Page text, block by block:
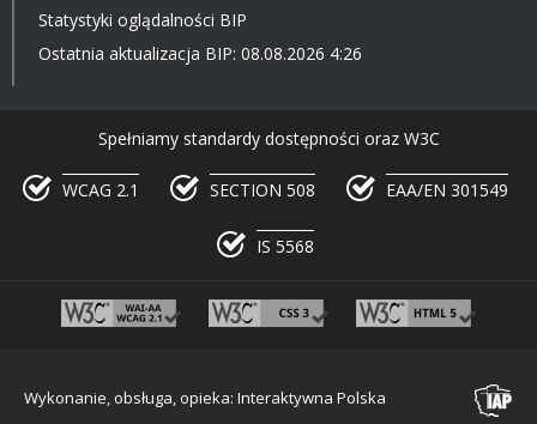
Statystyki oglądalności BIP
Ostatnia aktualizacja BIP: 08.08.2026 4:26
Spełniamy standardy dostępności oraz W3C
WCAG 2.1 SECTION 508 EAA/EN 301549
IS 5568
Wykonanie, obsługa, opieka: Interaktywna Polska